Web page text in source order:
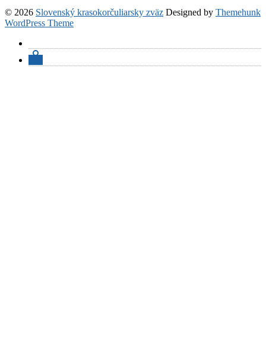
© 2026 Slovenský krasokorčuliarsky zväz Designed by Themehunk
WordPress Theme